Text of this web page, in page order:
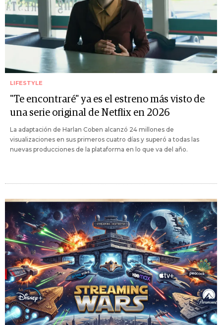
LIFESTYLE
"Te encontraré" ya es el estreno más visto de
una serie original de Netflix en 2026
La adaptación de Harlan Coben alcanzó 24 millones de
visualizaciones en sus primeros cuatro días y superó a todas las
nuevas producciones de la plataforma en lo que va del año.